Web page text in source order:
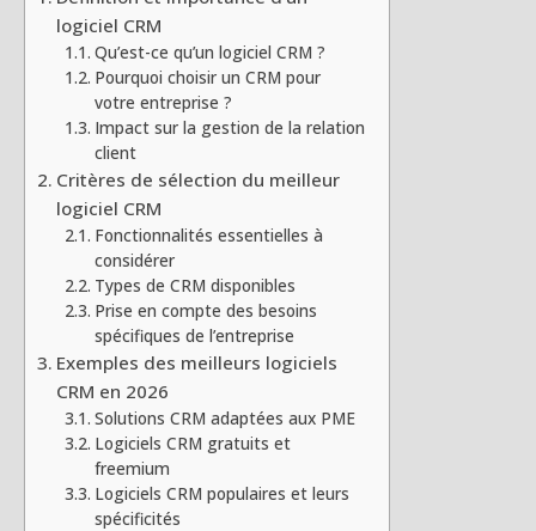
logiciel CRM
Qu’est-ce qu’un logiciel CRM ?
Pourquoi choisir un CRM pour
votre entreprise ?
Impact sur la gestion de la relation
client
Critères de sélection du meilleur
logiciel CRM
Fonctionnalités essentielles à
considérer
Types de CRM disponibles
Prise en compte des besoins
spécifiques de l’entreprise
Exemples des meilleurs logiciels
CRM en 2026
Solutions CRM adaptées aux PME
Logiciels CRM gratuits et
freemium
Logiciels CRM populaires et leurs
spécificités